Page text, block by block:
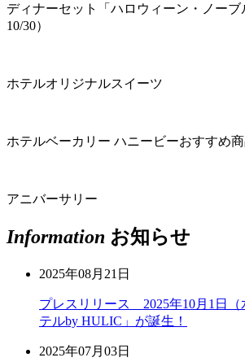
ディナーセット「ハロウィーン・ノーブ
10/30）
ホテルオリジナルスイーツ
ホテルベーカリー ハニービーおすすめ
アニバーサリー
Information お知らせ
2025年08月21日
プレスリリース 2025年10月1日（
テルby HULIC」が誕生！
2025年07月03日